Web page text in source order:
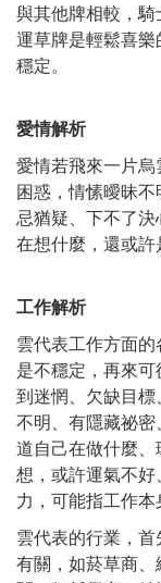
與其他牌相較，
運草牌是輕鬆喜
穩定。
愛情解析
愛情若飛來一片
困惑，情愫曖昧
忌猶疑、下不了
在想什麼，還或許
工作解析
雲代表工作方面
是不穩定，再來
到迷惘、欠缺目
不明、有隱藏祕
道自己在做什麼
想，或許運氣不
力，可能指工作本
雲代表的行業，
有關，如菸草商